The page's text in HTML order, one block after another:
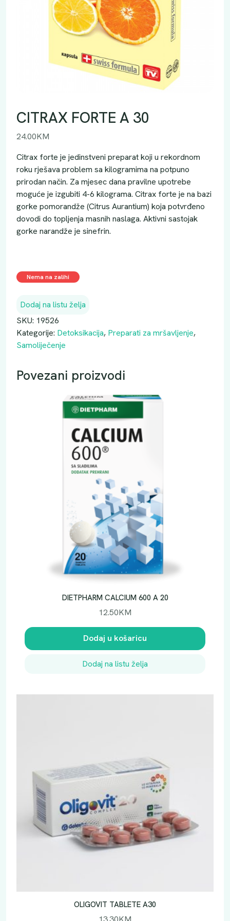
CITRAX FORTE A 30
24.00KM
Citrax forte je jedinstveni preparat koji u rekordnom
roku rješava problem sa kilogramima na potpuno
prirodan način. Za mjesec dana pravilne upotrebe
moguće je izgubiti 4-6 kilograma. Citrax forte je na bazi
gorke pomorandže (Citrus Aurantium) koja potvrđeno
dovodi do topljenja masnih naslaga. Aktivni sastojak
gorke narandže je sinefrin.
Nema na zalihi
Dodaj na listu želja
SKU: 19526
Kategorije: Detoksikacija, Preparati za mršavljenje,
Samoliječenje
Povezani proizvodi
DIETPHARM CALCIUM 600 A 20
12.50KM
Dodaj u košaricu
Dodaj na listu želja
OLIGOVIT TABLETE A30